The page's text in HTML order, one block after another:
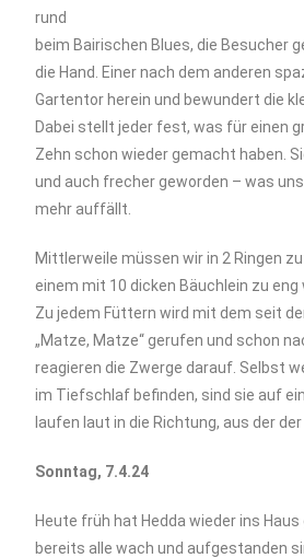
rund
beim Bairischen Blues, die Besucher
die Hand. Einer nach dem anderen
Gartentor herein und bewundert die
Dabei stellt jeder fest, was für einen
Zehn schon wieder gemacht haben.
und auch frecher geworden – was
mehr auffällt.
Mittlerweile müssen wir in 2 Ringen
einem mit 10 dicken Bäuchlein zu eng
Zu jedem Füttern wird mit dem seit
„Matze, Matze“ gerufen und schon
reagieren die Zwerge darauf. Selbst
im Tiefschlaf befinden, sind sie auf
laufen laut in die Richtung, aus der
Sonntag, 7.4.24
Heute früh hat Hedda wieder ins
bereits alle wach und aufgestanden